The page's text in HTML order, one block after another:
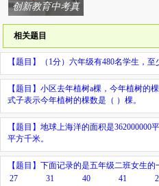
创新教育中考真
题解析卷系列答
案
相关题目
【题目】 （1分）六年级有480名学生，至
【题目】小区去年植树a棵，今年植树的
式子表示今年植树的棵数是（ ）棵。
【题目】地球上海洋的面积是
平方千米。
【题目】下面记录的是五年级二班女生
27
31 40 41